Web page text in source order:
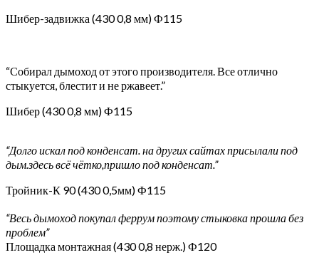
Шибер-задвижка (430 0,8 мм) Ф115
“Собирал дымоход от этого производителя. Все отлично
стыкуется, блестит и не ржавеет.”
Шибер (430 0,8 мм) Ф115
“Долго искал под конденсат. на других сайтах присылали под
дым.здесь всё чётко,пришло под конденсат.”
Тройник-К 90 (430 0,5мм) Ф115
“Весь дымоход покупал феррум поэтому стыковка прошла без
проблем”
Площадка монтажная (430 0,8 нерж.) Ф120